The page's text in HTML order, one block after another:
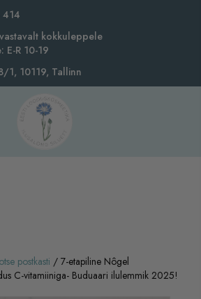
414
kokkuleppele
E-R 10-19
1, 10119, Tallinn
postkasti / 7-etapiline Nôgel
C-vitamiiniga- Buduaari ilulemmik 2025!